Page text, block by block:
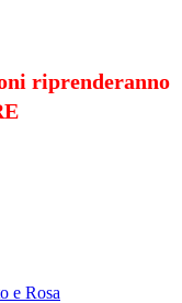
riprenderanno
e Rosa